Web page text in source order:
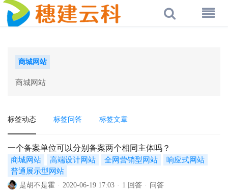
商城网站
商城网站
标签动态 标签问答 标签文章
一个备案单位可以分别备案两个相同主体吗？
商城网站 高端设计网站 全网营销型网站
响应式网站
普通展示型网站
是胡不是霍 · 2020-06-19 17:03 · 1 回答 · 问答